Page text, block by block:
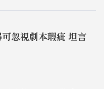
忽視劇本瑕疵 坦言